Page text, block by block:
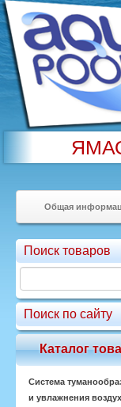
Общая
Поиск товаров
Поиск по сайту
Каталог
Система
и увлажнения